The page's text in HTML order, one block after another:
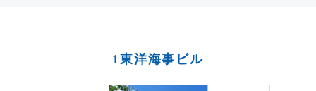
1東洋海事ビル